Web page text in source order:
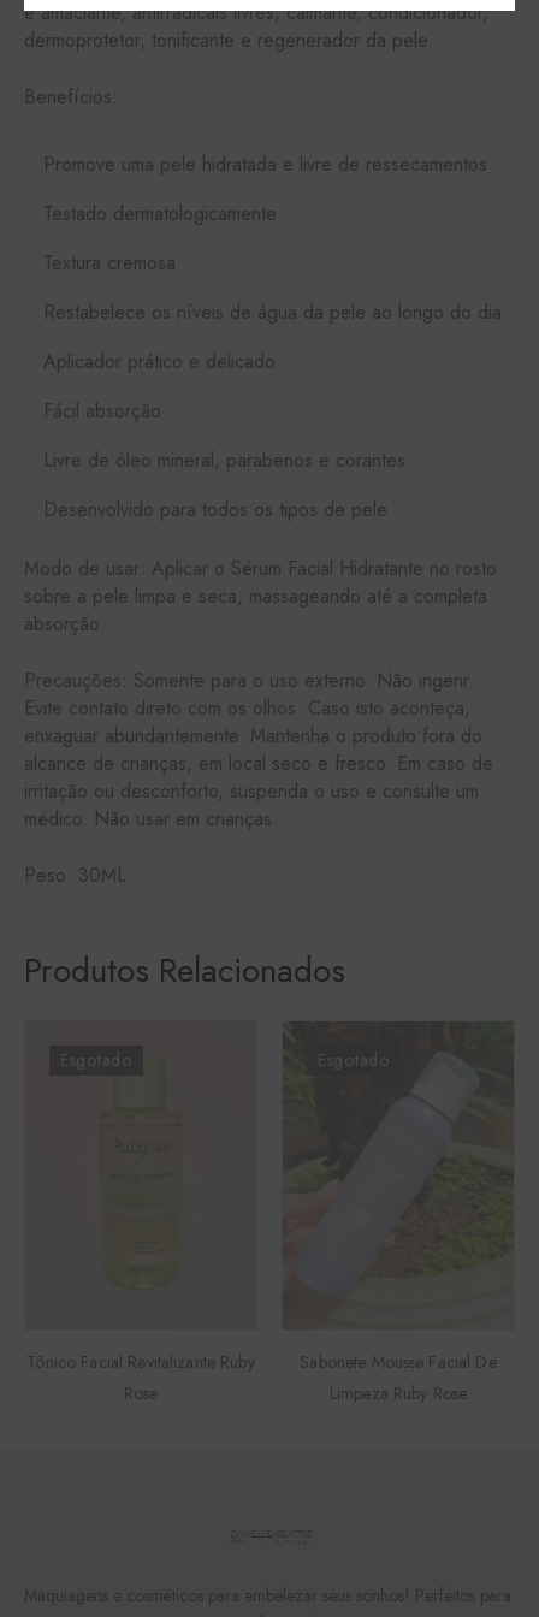
e amaciante, antirradicais livres, calmante, condicionador,
dermoprotetor, tonificante e regenerador da pele.
Benefícios:
Promove uma pele hidratada e livre de ressecamentos
Testado dermatologicamente
Textura cremosa
Restabelece os níveis de água da pele ao longo do dia
Aplicador prático e delicado
Fácil absorção
Livre de óleo mineral, parabenos e corantes.
Desenvolvido para todos os tipos de pele
Modo de usar: Aplicar o Sérum Facial Hidratante no rosto
sobre a pele limpa e seca, massageando até a completa
absorção.
Precauções: Somente para o uso externo. Não ingerir.
Evite contato direto com os olhos. Caso isto aconteça,
enxaguar abundantemente. Mantenha o produto fora do
alcance de crianças, em local seco e fresco. Em caso de
irritação ou desconforto, suspenda o uso e consulte um
médico. Não usar em crianças.
Peso: 30ML
Produtos Relacionados
Esgotado
Tônico Facial Revitalizante Ruby
Rose
Esgotado
Sabonete Mousse Facial De
Limpeza Ruby Rose
Maquiagens e cosméticos para embelezar seus sonhos! Perfeitos para